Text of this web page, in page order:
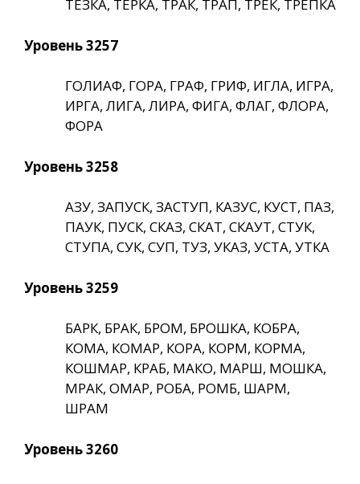
ТЕЗКА, ТЕРКА, ТРАК, ТРАП, ТРЕК, ТРЕПКА
Уровень 3257
ГОЛИАФ, ГОРА, ГРАФ, ГРИФ, ИГЛА, ИГРА,
ИРГА, ЛИГА, ЛИРА, ФИГА, ФЛАГ, ФЛОРА,
ФОРА
Уровень 3258
АЗУ, ЗАПУСК, ЗАСТУП, КАЗУС, КУСТ, ПАЗ,
ПАУК, ПУСК, СКАЗ, СКАТ, СКАУТ, СТУК,
СТУПА, СУК, СУП, ТУЗ, УКАЗ, УСТА, УТКА
Уровень 3259
БАРК, БРАК, БРОМ, БРОШКА, КОБРА,
КОМА, КОМАР, КОРА, КОРМ, КОРМА,
КОШМАР, КРАБ, МАКО, МАРШ, МОШКА,
МРАК, ОМАР, РОБА, РОМБ, ШАРМ,
ШРАМ
Уровень 3260